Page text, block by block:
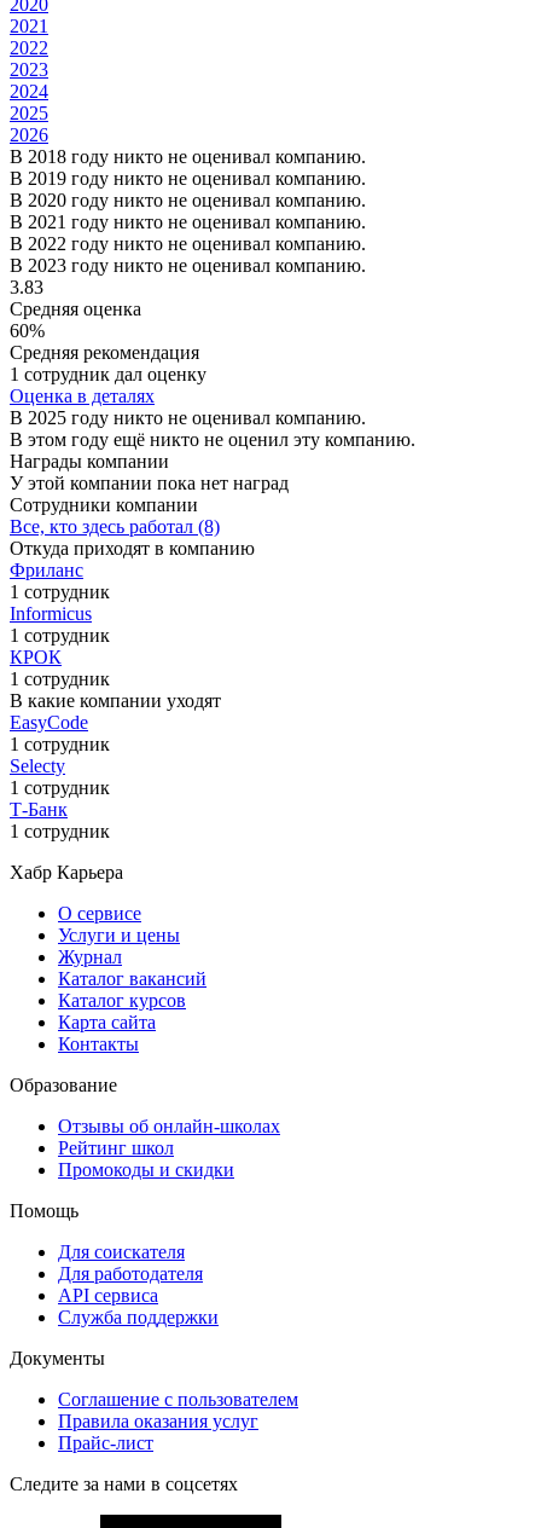
2021
2022
2023
2024
2025
2026
В 2018 году никто не оценивал компанию.
В 2019 году никто не оценивал компанию.
В 2020 году никто не оценивал компанию.
В 2021 году никто не оценивал компанию.
В 2022 году никто не оценивал компанию.
В 2023 году никто не оценивал компанию.
3.83
Средняя оценка
60%
Средняя рекомендация
1 сотрудник дал оценку
Оценка в деталях
В 2025 году никто не оценивал компанию.
В этом году ещё никто не оценил эту компанию.
Награды компании
У этой компании пока нет наград
Сотрудники компании
Все, кто здесь работал (8)
Откуда приходят в компанию
Фриланс
1 сотрудник
Informicus
1 сотрудник
КРОК
1 сотрудник
В какие компании уходят
EasyCode
1 сотрудник
Selecty
1 сотрудник
Т-Банк
1 сотрудник
Хабр Карьера
О сервисе
Услуги и цены
Журнал
Каталог вакансий
Каталог курсов
Карта сайта
Контакты
Образование
Отзывы об онлайн-школах
Рейтинг школ
Промокоды и скидки
Помощь
Для соискателя
Для работодателя
API сервиса
Служба поддержки
Документы
Соглашение с пользователем
Правила оказания услуг
Прайс-лист
Следите за нами в соцсетях